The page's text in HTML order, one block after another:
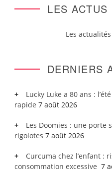
LES ACTUS
Les
DERNIERS
Lucky Luke a 80 ans :
rapide 7 août 2026
Les Doomies : une porte
rigolotes 7 août 2026
Curcuma chez l’enfant :
consommation excessive 7